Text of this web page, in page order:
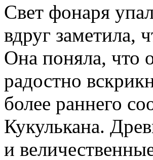
Свет фонаря
вдруг заметила,
Она поняла, что
радостно
более раннего
Кукулькана.
и